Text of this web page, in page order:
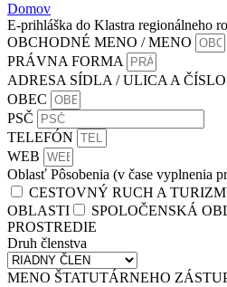
Domov
E-prihláška do Klastra regionálneho
OBCHODNÉ MENO / MENO
PRÁVNA FORMA
ADRESA SÍDLA / ULICA A ČÍSLO
OBEC
PSČ
TELEFÓN
WEB
Oblasť Pôsobenia (v čase vyplnenia
CESTOVNÝ RUCH A
OBLASTI
SPOLOČENSKÁ
PROSTREDIE
Druh členstva
MENO ŠTATUTÁRNEHO